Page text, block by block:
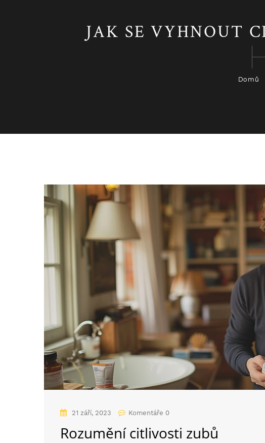
JAK SE VYHNOUT
Domů
Zdraví a Hygiena
21 září, 2023 Komentáře 0
Rozumění citlivosti zubů